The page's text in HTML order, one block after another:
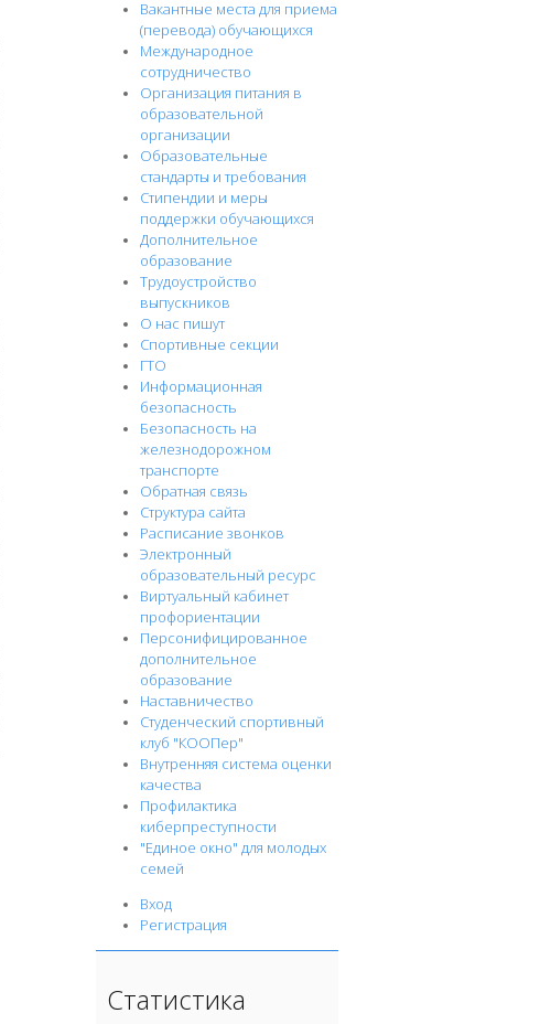
Вакантные места для приема
(перевода) обучающихся
Международное
сотрудничество
Организация питания в
образовательной
организации
Образовательные
стандарты и требования
Стипендии и меры
поддержки обучающихся
Дополнительное
образование
Трудоустройство
выпускников
О нас пишут
Спортивные секции
ГТО
Информационная
безопасность
Безопасность на
железнодорожном
транспорте
Обратная связь
Структура сайта
Расписание звонков
Электронный
образовательный ресурс
Виртуальный кабинет
профориентации
Персонифицированное
дополнительное
образование
Наставничество
Студенческий спортивный
клуб "КООПер"
Внутренняя система оценки
качества
Профилактика
киберпреступности
"Единое окно" для молодых
семей
Вход
Регистрация
Статистика